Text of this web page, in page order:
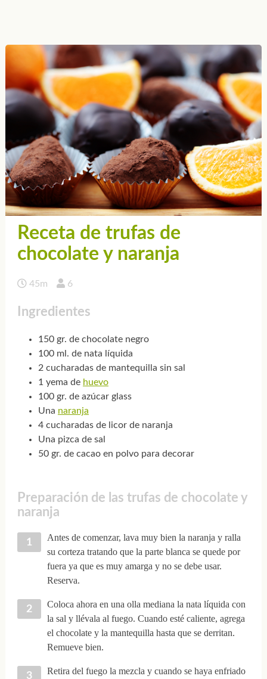
Receta de trufas de
chocolate y naranja
45m 6
Ingredientes
150 gr. de chocolate negro
100 ml. de nata líquida
2 cucharadas de mantequilla sin sal
1 yema de huevo
100 gr. de azúcar glass
Una naranja
4 cucharadas de licor de naranja
Una pizca de sal
50 gr. de cacao en polvo para decorar
Preparación de las trufas de chocolate y
naranja
Antes de comenzar, lava muy bien la naranja y ralla
su corteza tratando que la parte blanca se quede por
fuera ya que es muy amarga y no se debe usar.
Reserva.
Coloca ahora en una olla mediana la nata líquida con
la sal y llévala al fuego. Cuando esté caliente, agrega
el chocolate y la mantequilla hasta que se derritan.
Remueve bien.
Retira del fuego la mezcla y cuando se haya enfriado